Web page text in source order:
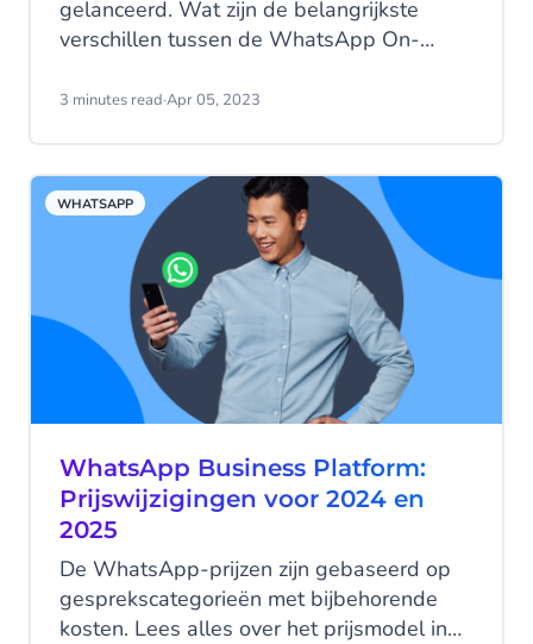
gelanceerd. Wat zijn de belangrijkste
verschillen tussen de WhatsApp On-
Laten we ze eens op een rijtje zetten!
3 minutes read·Apr 05, 2023
WHATSAPP
WhatsApp Business Platform:
Prijswijzigingen voor 2024 en
2025
De WhatsApp-prijzen zijn gebaseerd op
gesprekscategorieën met bijbehorende
kosten. Lees alles over het prijsmodel in